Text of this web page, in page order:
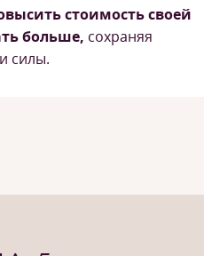
стоимость своей
больше, сохраняя
силы.